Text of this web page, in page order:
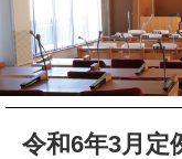
す
。
し
て
本
文
令和6年3月